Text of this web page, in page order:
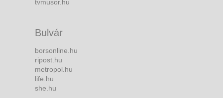
tvmusor.hu
Bulvár
borsonline.hu
ripost.hu
metropol.hu
life.hu
she.hu